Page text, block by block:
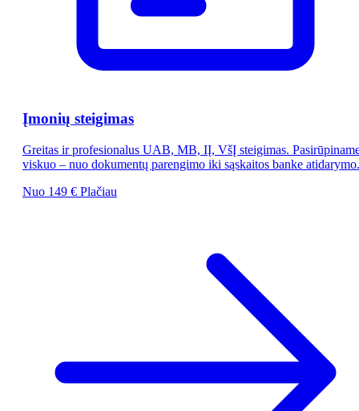
Įmonių steigimas
Greitas ir profesionalus UAB, MB, IĮ, VšĮ steigimas.
viskuo – nuo dokumentų parengimo iki sąskaitos banke atidarymo.
Nuo 149 € Plačiau